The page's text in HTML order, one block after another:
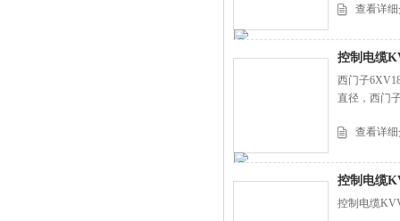
查看详
控制电缆
西门子
直径，西门
查看详
控制电缆
控制电缆